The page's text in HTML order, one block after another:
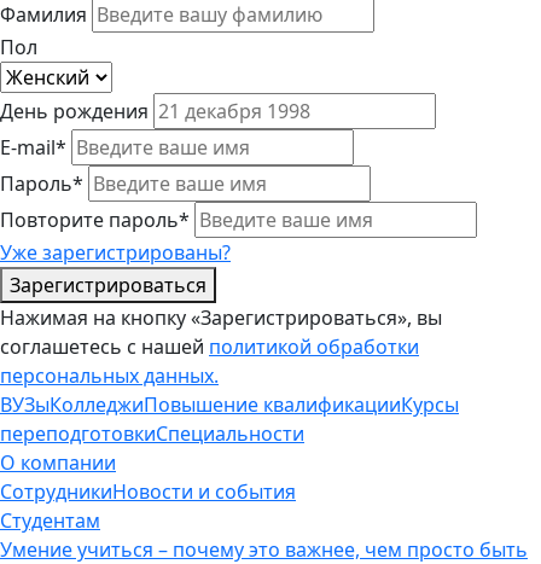
Фамилия
Пол
День рождения
E-mail*
Пароль*
Повторите пароль*
Уже зарегистрированы?
Зарегистрироваться
Нажимая на кнопку «Зарегистрироваться», вы
соглашетесь с нашей политикой обработки
персональных данных.
ВУЗыКолледжиПовышение квалификацииКурсы
переподготовкиСпециальности
О компании
СотрудникиНовости и события
Студентам
Умение учиться – почему это важнее, чем просто быть